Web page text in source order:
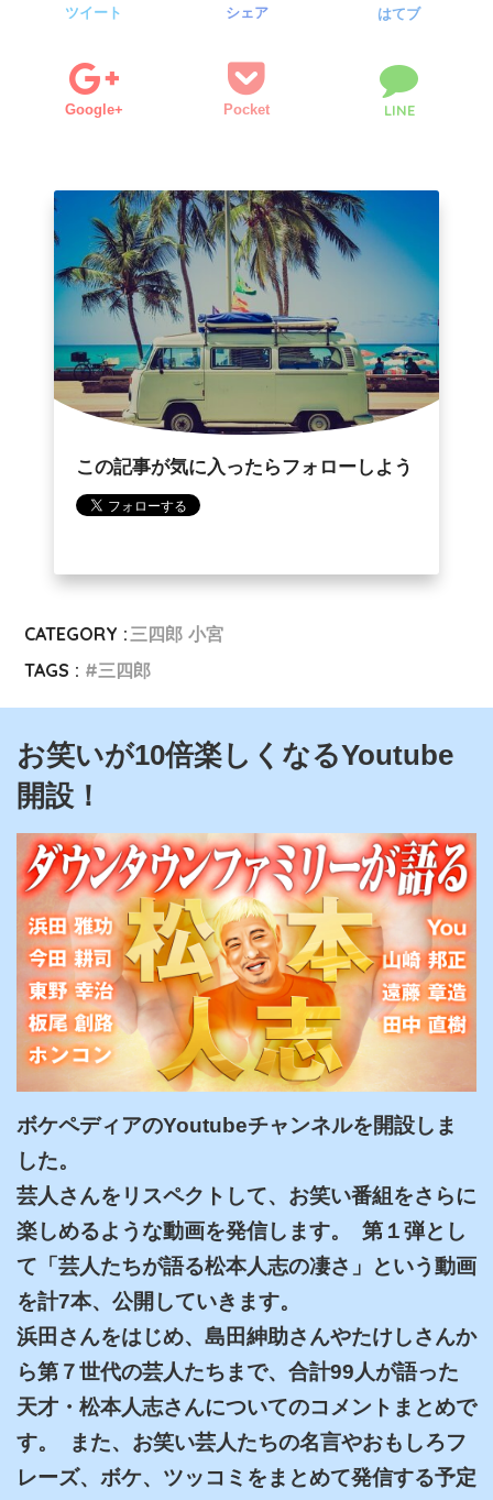
ツイート シェア はてブ
Google+ Pocket LINE
この記事が気に入ったらフォローしよう
CATEGORY :三四郎 小宮
TAGS :
三四郎
お笑いが10倍楽しくなるYoutube
開設！
ボケペディアのYoutubeチャンネルを開設しま
した。
芸人さんをリスペクトして、お笑い番組をさらに
楽しめるような動画を発信します。  第１弾とし
て「芸人たちが語る松本人志の凄さ」という動画
を計7本、公開していきます。
浜田さんをはじめ、島田紳助さんやたけしさんか
ら第７世代の芸人たちまで、合計99人が語った
天才・松本人志さんについてのコメントまとめで
す。  また、お笑い芸人たちの名言やおもしろフ
レーズ、ボケ、ツッコミをまとめて発信する予定